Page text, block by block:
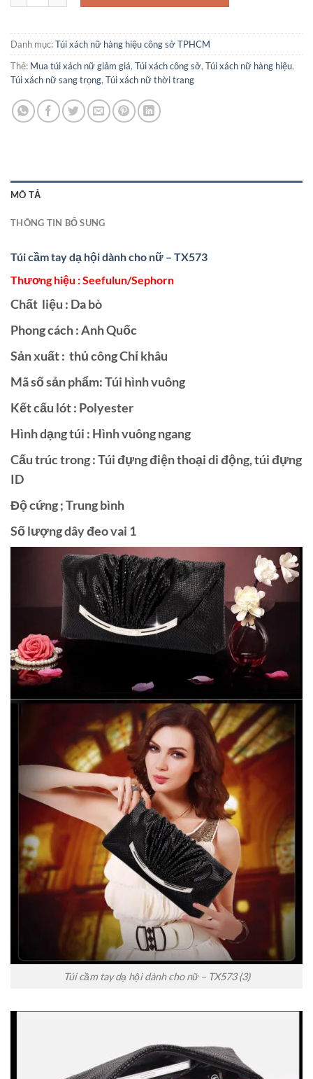
Danh mục:Túi xách nữ hàng hiệu công sở TPHCM
Thẻ: Mua túi xách nữ giảm giá, Túi xách công sở, Túi xách nữ hàng hiệu,
Túi xách nữ sang trọng, Túi xách nữ thời trang
MÔ TẢ
THÔNG TIN BỔ SUNG
Túi cầm tay dạ hội dành cho nữ – TX573
Thương hiệu : Seefulun/Sephorn
Chất liệu : Da bò
Phong cách : Anh Quốc
Sản xuất : thủ công Chỉ khâu
Mã số sản phẩm: Túi hình vuông
Kết cấu lót : Polyester
Hình dạng túi : Hình vuông ngang
Cấu trúc trong : Túi đựng điện thoại di động, túi đựng
ID
Độ cứng ; Trung bình
Số lượng dây đeo vai 1
Túi cầm tay dạ hội dành cho nữ – TX573 (3)